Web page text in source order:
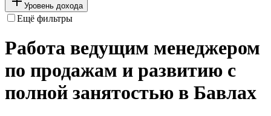
Уровень дохода
Ещё фильтры
Работа ведущим менеджером
по продажам и развитию с
полной занятостью в Бавлах